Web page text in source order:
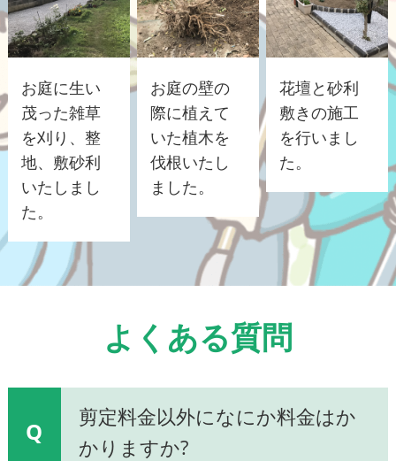
お庭に生い
茂った雑草
を刈り、整
地、敷砂利
いたしまし
た。
お庭の壁の
際に植えて
いた植木を
伐根いたし
ました。
花壇と砂利
敷きの施工
を行いまし
た。
よくある質問
Q
剪定料金以外になにか料金はか
かりますか?